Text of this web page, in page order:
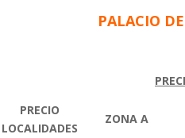
PALACIO
PRECIO
LOCALIDADES
ZONA A